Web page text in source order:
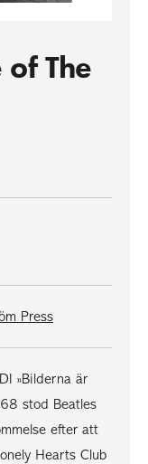
The
Press
»Bilderna är
stod Beatles
efter att
Hearts Club